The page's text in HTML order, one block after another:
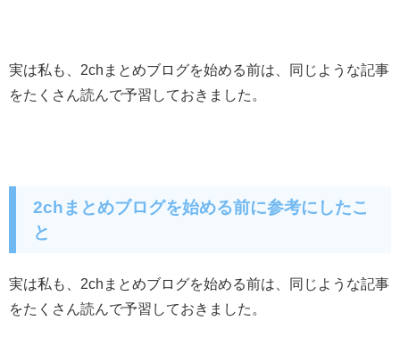
実は私も、2chまとめブログを始める前は、同じような記事
をたくさん読んで予習しておきました。
2chまとめブログを始める前に参考にしたこ
と
実は私も、2chまとめブログを始める前は、同じような記事
をたくさん読んで予習しておきました。